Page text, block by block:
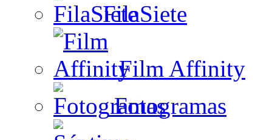
FilaSiete
Film Affinity
Fotogramas